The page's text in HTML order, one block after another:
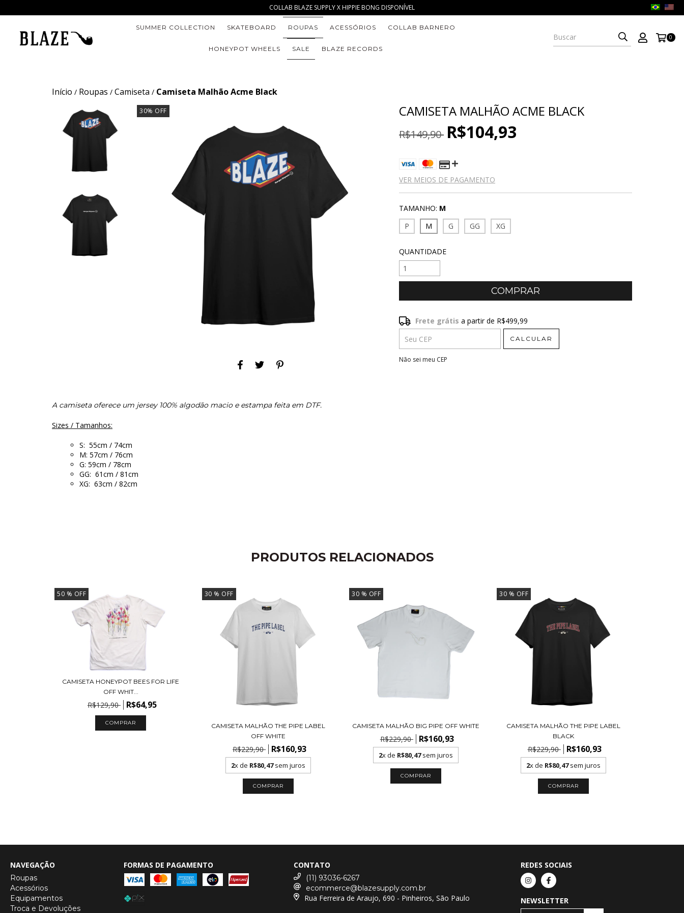
COLLAB BLAZE SUPPLY X HIPPIE BONG DISPONÍVEL
SUMMER COLLECTION SKATEBOARD ROUPAS ACESSÓRIOS COLLAB BARNERO
HONEYPOT WHEELS SALE BLAZE RECORDS
0
Início / Roupas / Camiseta / Camiseta Malhão Acme Black
30% OFF
A camiseta oferece um jersey 100% algodão macio e estampa feita em DTF.
Sizes / Tamanhos:
S: 55cm / 74cm
M: 57cm / 76cm
G: 59cm / 78cm
GG: 61cm / 81cm
XG: 63cm / 82cm
CAMISETA MALHÃO ACME BLACK
R$149,90 R$104,93
VER MEIOS DE PAGAMENTO
TAMANHO: M
P
M G GG XG
QUANTIDADE
Frete grátis R$499,99
Entregas para o CEP:
Frete grátis a partir de R$499,99
CALCULAR
Não sei meu CEP
PRODUTOS RELACIONADOS
50 % OFF
CAMISETA HONEYPOT BEES FOR LIFE
OFF WHIT...
R$129,90 R$64,95
COMPRAR
30 % OFF
CAMISETA MALHÃO THE PIPE LABEL
OFF WHITE
R$229,90 R$160,93
2x de R$80,47sem juros
COMPRAR
30 % OFF
CAMISETA MALHÃO BIG PIPE OFF WHITE
R$229,90 R$160,93
2x de R$80,47sem juros
COMPRAR
30 % OFF
CAMISETA MALHÃO THE PIPE LABEL
BLACK
R$229,90 R$160,93
2x de R$80,47sem juros
COMPRAR
NAVEGAÇÃO
Roupas
Acessórios
Equipamentos
Troca e Devoluções
FORMAS DE PAGAMENTO CONTATO
(11) 93036-6267
ecommerce@blazesupply.com.br
Rua Ferreira de Araujo, 690 - Pinheiros, São Paulo
REDES SOCIAIS
NEWSLETTER